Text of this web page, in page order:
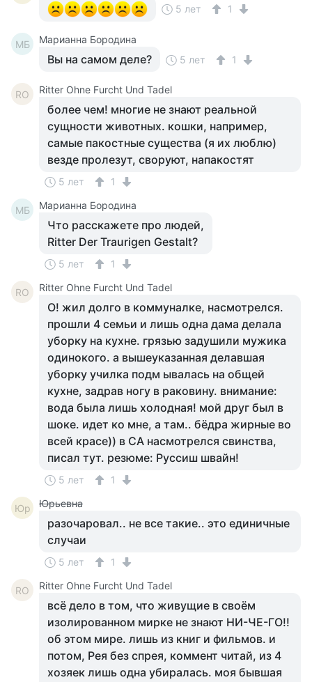
5 лет
1
МБ Марианна Бородина
Вы на самом деле? 5 лет 1
RO Ritter Ohne Furcht Und Tadel
более чем! многие не знают реальной
сущности животных. кошки, например,
самые пакостные существа (я их люблю)
везде пролезут, своруют, напакостят
5 лет 1
МБ Марианна Бородина
Что расскажете про людей,
Ritter Der Traurigen Gestalt?
5 лет 1
RO Ritter Ohne Furcht Und Tadel
О! жил долго в коммуналке, насмотрелся.
прошли 4 семьи и лишь одна дама делала
уборку на кухне. грязью задушили мужика
одинокого. а вышеуказанная делавшая
уборку училка подм ывалась на общей
кухне, задрав ногу в раковину. внимание:
вода была лишь холодная! мой друг был в
шоке. идет ко мне, а там.. бёдра жирные во
всей красе)) в СА насмотрелся свинства,
писал тут. резюме: Руссиш швайн!
5 лет 1
Юр Юрьевна
разочаровал.. не все такие.. это единичные
случаи
5 лет 1
RO Ritter Ohne Furcht Und Tadel
всё дело в том, что живущие в своём
изолированном мирке не знают НИ-ЧЕ-ГО!!
об этом мире. лишь из книг и фильмов. и
потом, Рея без спрея, коммент читай, из 4
хозяек лишь одна убиралась. моя бывшая